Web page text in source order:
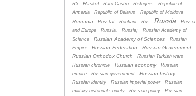
R3
Raskol Raul Castro Refugees
Republic of
Armenia
Republic of Belarus Republic of Moldova
Romania Rosstat Rouhani Rus Russia
Russia
and Europe
Russia. Russia;
Russian Academy of
Science
Russian Academy of Sciences
Russian
Empire
Russian Federation
Russian Government
Russian Orthodox Church
Russian Turkish wars
Russian chronicle
Russian economy
Russian
empire
Russian government Russian history
Russian identity Russian imperial power
Russian
military-historical society
Russian policy Russian